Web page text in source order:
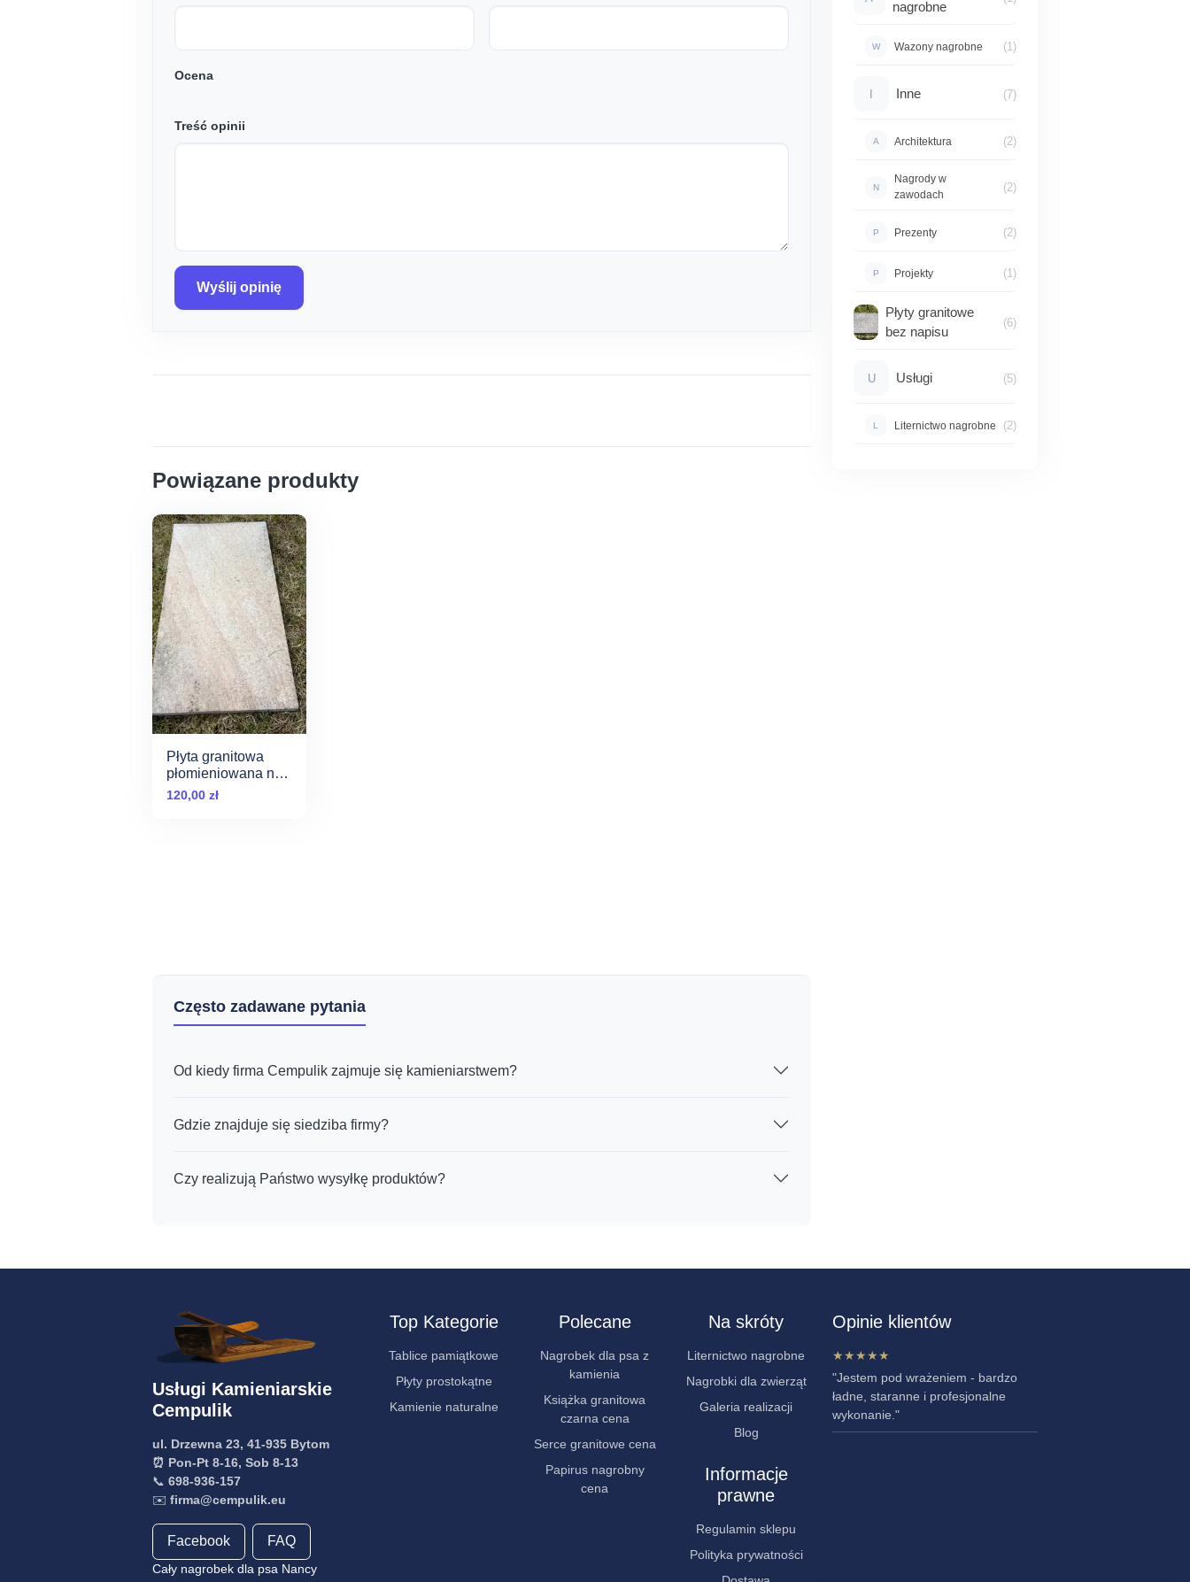
Ocena
Treść opinii
Wyślij opinię
Powiązane produkty
Płyta granitowa
płomieniowana na
podstawę
120,00 zł
Często zadawane pytania
Od kiedy firma Cempulik zajmuje się kamieniarstwem?
Gdzie znajduje się siedziba firmy?
Czy realizują Państwo wysyłkę produktów?
nagrobne
W Wazony nagrobne (1)
I Inne (7)
A Architektura (2)
N
Nagrody w
zawodach
(2)
P Prezenty (2)
P Projekty (1)
Płyty granitowe
bez napisu
(6)
U Usługi (5)
L Liternictwo nagrobne (2)
Usługi Kamieniarskie
Cempulik
ul. Drzewna 23, 41-935 Bytom
⏰ Pon-Pt 8-16, Sob 8-13
📞 698-936-157
✉️ firma@cempulik.eu
Facebook FAQ
Cały nagrobek dla psa Nancy
Top Kategorie
Tablice pamiątkowe
Płyty prostokątne
Kamienie naturalne
Polecane
Nagrobek dla psa z
kamienia
Książka granitowa
czarna cena
Serce granitowe cena
Papirus nagrobny
cena
Na skróty
Liternictwo nagrobne
Nagrobki dla zwierząt
Galeria realizacji
Blog
Informacje
prawne
Regulamin sklepu
Polityka prywatności
Opinie klientów
★★★★★
"Jestem pod wrażeniem - bardzo
ładne, staranne i profesjonalne
wykonanie."